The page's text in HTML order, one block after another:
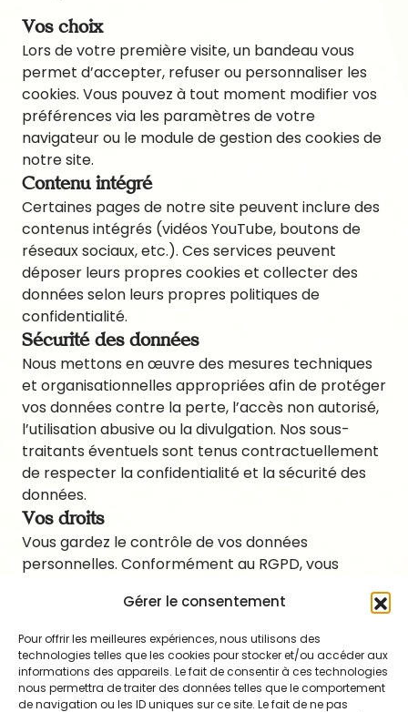
Gérer le consentement
Pour offrir les meilleures expériences, nous utilisons des
technologies telles que les cookies pour stocker et/ou accéder aux
informations des appareils. Le fait de consentir à ces technologies
nous permettra de traiter des données telles que le comportement
de navigation ou les ID uniques sur ce site. Le fait de ne pas
Vos choix
Lors de votre première visite, un bandeau vous
permet d’accepter, refuser ou personnaliser les
cookies. Vous pouvez à tout moment modifier vos
préférences via les paramètres de votre
navigateur ou le module de gestion des cookies de
notre site.
Contenu intégré
Certaines pages de notre site peuvent inclure des
contenus intégrés (vidéos YouTube, boutons de
réseaux sociaux, etc.). Ces services peuvent
déposer leurs propres cookies et collecter des
données selon leurs propres politiques de
confidentialité.
Sécurité des données
Nous mettons en œuvre des mesures techniques
et organisationnelles appropriées afin de protéger
vos données contre la perte, l’accès non autorisé,
l’utilisation abusive ou la divulgation. Nos sous-
traitants éventuels sont tenus contractuellement
de respecter la confidentialité et la sécurité des
données.
Vos droits
Vous gardez le contrôle de vos données
personnelles. Conformément au RGPD, vous
droit d’accès,
droit de rectification,
droit à l’effacement (« droit à l’oubli »),
droit à la limitation du traitement,
droit d’opposition,